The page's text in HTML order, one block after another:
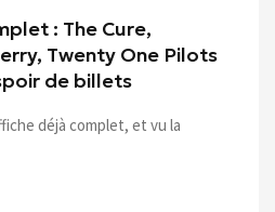
: The Cure,
Twenty One Pilots
de billets
déjà complet, et vu la